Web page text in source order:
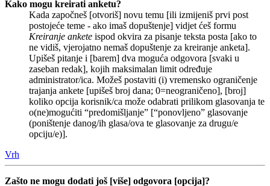
Kako mogu kreirati anketu?
Kada započneš [otvoriš] novu temu [ili izmijeniš prvi post
postojeće teme - ako imaš dopuštenje] vidjet ćeš formu
Kreiranje ankete ispod okvira za pisanje teksta posta [ako to
ne vidiš, vjerojatno nemaš dopuštenje za kreiranje anketa].
Upišeš pitanje i [barem] dva moguća odgovora [svaki u
zaseban redak], kojih maksimalan limit određuje
administrator/ica. Možeš postaviti (i) vremensko ograničenje
trajanja ankete [upišeš broj dana; 0=neograničeno], [broj]
koliko opcija korisnik/ca može odabrati prilikom glasovanja te
o(ne)mogućiti “predomišljanje” [“ponovljeno” glasovanje
(poništenje danog/ih glasa/ova te glasovanje za drugu/e
opciju/e)].
Vrh
Zašto ne mogu dodati još [više] odgovora [opcija]?